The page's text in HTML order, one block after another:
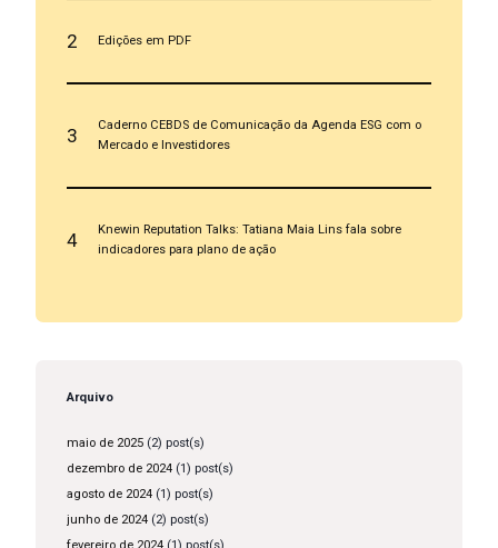
2 Edições em PDF
3
Caderno CEBDS de Comunicação da Agenda ESG com o
Mercado e Investidores
4
Knewin Reputation Talks: Tatiana Maia Lins fala sobre
indicadores para plano de ação
Arquivo
maio de 2025(2) post(s)
dezembro de 2024(1) post(s)
agosto de 2024(1) post(s)
junho de 2024(2) post(s)